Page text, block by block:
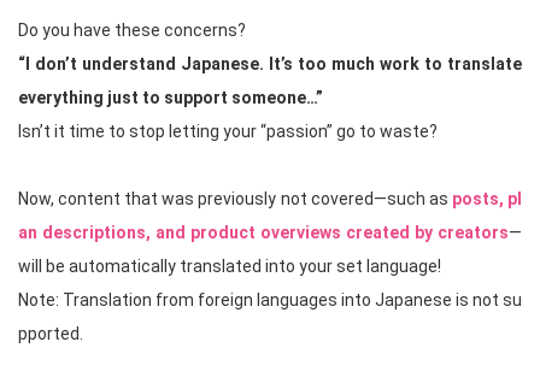
Do you have these concerns?
“I don’t understand Japanese. It’s too much work to translate
everything just to support someone…”
Isn’t it time to stop letting your “passion” go to waste?
Now, content that was previously not covered—such as posts, pl
an descriptions, and product overviews created by creators—
will be automatically translated into your set language!
Note: Translation from foreign languages into Japanese is not su
pported.